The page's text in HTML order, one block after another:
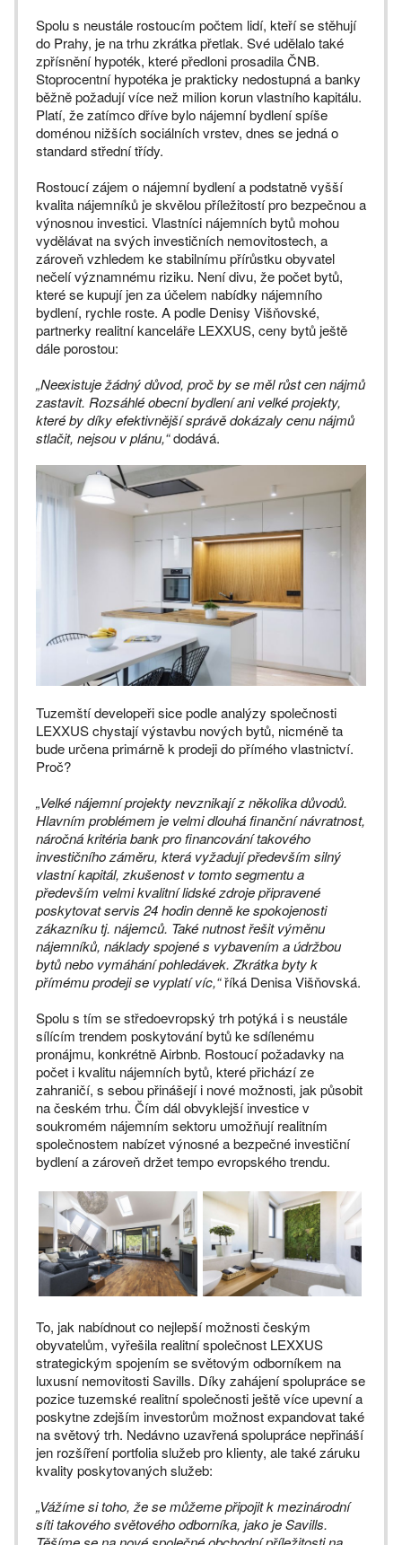
Spolu s neustále rostoucím počtem lidí, kteří se stěhují
do Prahy, je na trhu zkrátka přetlak. Své udělalo také
zpřísnění hypoték, které předloni prosadila ČNB.
Stoprocentní hypotéka je prakticky nedostupná a banky
běžně požadují více než milion korun vlastního kapitálu.
Platí, že zatímco dříve bylo nájemní bydlení spíše
doménou nižších sociálních vrstev, dnes se jedná o
standard střední třídy.
Rostoucí zájem o nájemní bydlení a podstatně vyšší
kvalita nájemníků je skvělou příležitostí pro bezpečnou a
výnosnou investici. Vlastníci nájemních bytů mohou
vydělávat na svých investičních nemovitostech, a
zároveň vzhledem ke stabilnímu přírůstku obyvatel
nečelí významnému riziku. Není divu, že počet bytů,
které se kupují jen za účelem nabídky nájemního
bydlení, rychle roste. A podle Denisy Višňovské,
partnerky realitní kanceláře LEXXUS, ceny bytů ještě
dále porostou:
„Neexistuje žádný důvod, proč by se měl růst cen nájmů
zastavit. Rozsáhlé obecní bydlení ani velké projekty,
které by díky efektivnější správě dokázaly cenu nájmů
stlačit, nejsou v plánu,“dodává.
Tuzemští developeři sice podle analýzy společnosti
LEXXUS chystají výstavbu nových bytů, nicméně ta
bude určena primárně k prodeji do přímého vlastnictví.
Proč?
„Velké nájemní projekty nevznikají z několika důvodů.
Hlavním problémem je velmi dlouhá finanční návratnost,
náročná kritéria bank pro financování takového
investičního záměru, která vyžadují především silný
vlastní kapitál, zkušenost v tomto segmentu a
především velmi kvalitní lidské zdroje připravené
poskytovat servis 24 hodin denně ke spokojenosti
zákazníku tj. nájemců. Také nutnost řešit výměnu
nájemníků, náklady spojené s vybavením a údržbou
bytů nebo vymáhání pohledávek. Zkrátka byty k
přímému prodeji se vyplatí víc,“říká Denisa Višňovská.
Spolu s tím se středoevropský trh potýká i s neustále
sílícím trendem poskytování bytů ke sdílenému
pronájmu, konkrétně Airbnb. Rostoucí požadavky na
počet i kvalitu nájemních bytů, které přichází ze
zahraničí, s sebou přinášejí i nové možnosti, jak působit
na českém trhu. Čím dál obvyklejší investice v
soukromém nájemním sektoru umožňují realitním
společnostem nabízet výnosné a bezpečné investiční
bydlení a zároveň držet tempo evropského trendu.
To, jak nabídnout co nejlepší možnosti českým
obyvatelům, vyřešila realitní společnost LEXXUS
strategickým spojením se světovým odborníkem na
luxusní nemovitosti Savills. Díky zahájení spolupráce se
pozice tuzemské realitní společnosti ještě více upevní a
poskytne zdejším investorům možnost expandovat také
na světový trh. Nedávno uzavřená spolupráce nepřináší
jen rozšíření portfolia služeb pro klienty, ale také záruku
kvality poskytovaných služeb:
„Vážíme si toho, že se můžeme připojit k mezinárodní
síti takového světového odborníka, jako je Savills.